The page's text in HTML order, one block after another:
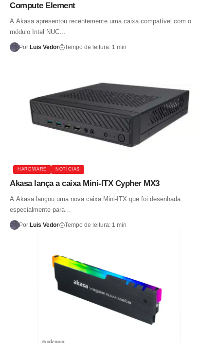
Compute Element
A Akasa apresentou recentemente uma caixa compatível com o
módulo Intel NUC…
Por:Luis Vedor Tempo de leitura: 1 min
HARDWARE NOTÍCIAS
Akasa lança a caixa Mini-ITX Cypher MX3
A Akasa lançou uma nova caixa Mini-ITX que foi desenhada
especialmente para…
Por:Luis Vedor Tempo de leitura: 1 min